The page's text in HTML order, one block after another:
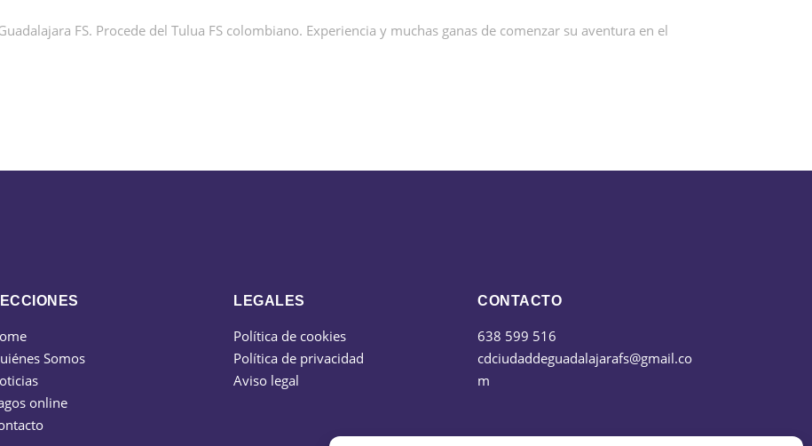
FS. Procede del Tulua FS colombiano. Experiencia y muchas ganas de comenzar su aventura en el
Somos
online
LEGALES
Política de cookies
Política de privacidad
Aviso legal
CONTACTO
638 599 516
cdciudaddeguadalajarafs@gmail.co
m